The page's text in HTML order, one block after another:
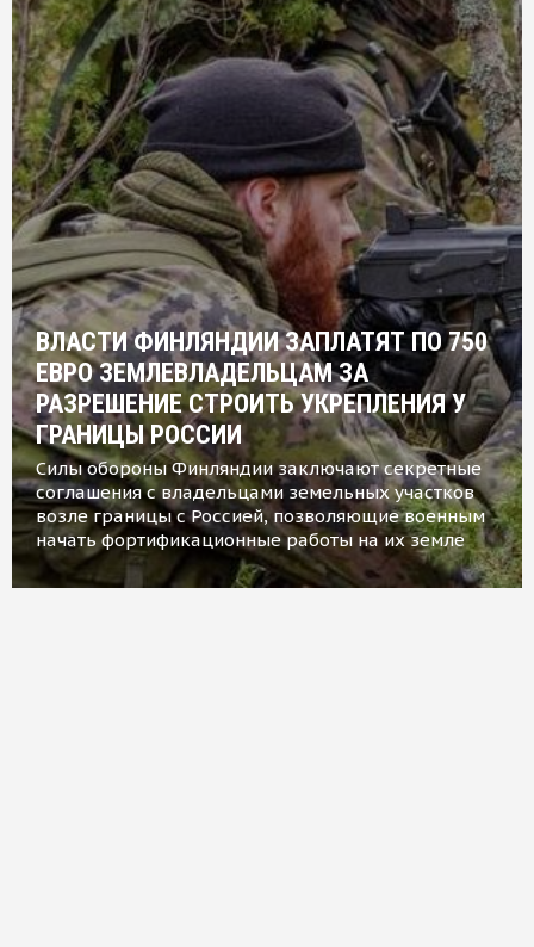
ВЛАСТИ ФИНЛЯНДИИ ЗАПЛАТЯТ ПО 750
ЕВРО ЗЕМЛЕВЛАДЕЛЬЦАМ ЗА
РАЗРЕШЕНИЕ СТРОИТЬ УКРЕПЛЕНИЯ У
ГРАНИЦЫ РОССИИ
Силы обороны Финляндии заключают секретные
соглашения с владельцами земельных участков
возле границы с Россией, позволяющие военным
начать фортификационные работы на их земле